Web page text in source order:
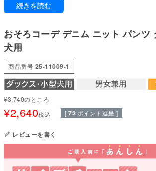
1年中いつでも着れる!実用性とオシャレを兼ね備えた
かわいい愛犬のおしりにキュンとしちゃう♪
体部分は通気性の良いメッシュ、パンツ部分は程よい
ムニットで動きやすい。
温かい時期は1枚で、寒い時期は重ね着など、365日幅
ア。
コーデはまだ未挑戦？このアイテムで一緒にデビュー
●タンク：ザ・メッシュ(ポリエステル100%)
●パンツ：デニムニット(ポリエステル82%・レーヨン
5%)
●日本製：MADE IN JAPAN
●厚さ(5段階)：2
●お洗濯について：手洗い又は、洗濯ネットを使用。
ァスナー・ボタン・面テープがある商品は、しっかり
てください。
続きを読む
おそろコーデ デニム ニット パンツ
犬用
商品番号 25-11009-1
¥3,740のところ
¥2,640税込 [ 72 ポイント進呈 ]
レビューを書く